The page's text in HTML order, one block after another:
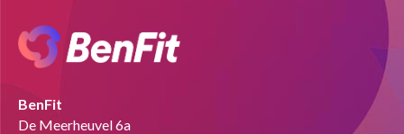
BenFit
De Meerheuvel 6a